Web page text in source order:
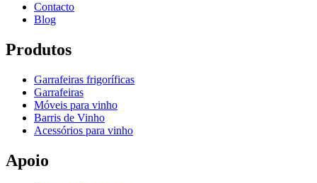
Contacto
Blog
Produtos
Garrafeiras frigoríficas
Garrafeiras
Móveis para vinho
Barris de Vinho
Acessórios para vinho
Apoio